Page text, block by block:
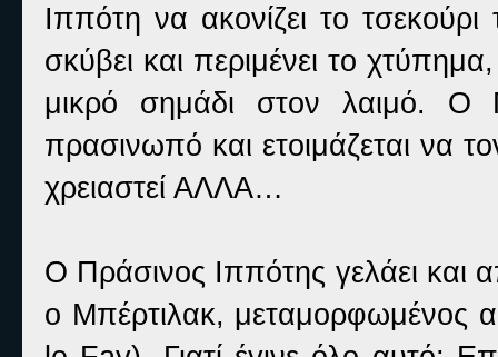
Ιππότη να ακονίζει το
σκύβει και περιμένει το
μικρό σημάδι στον λαιμό. Ο
πρασινωπό και ετοιμάζεται να
χρειαστεί ΑΛΛΑ…
Ο Πράσινος Ιππότης γελάει και
ο Μπέρτιλακ, μεταμορφωμένος